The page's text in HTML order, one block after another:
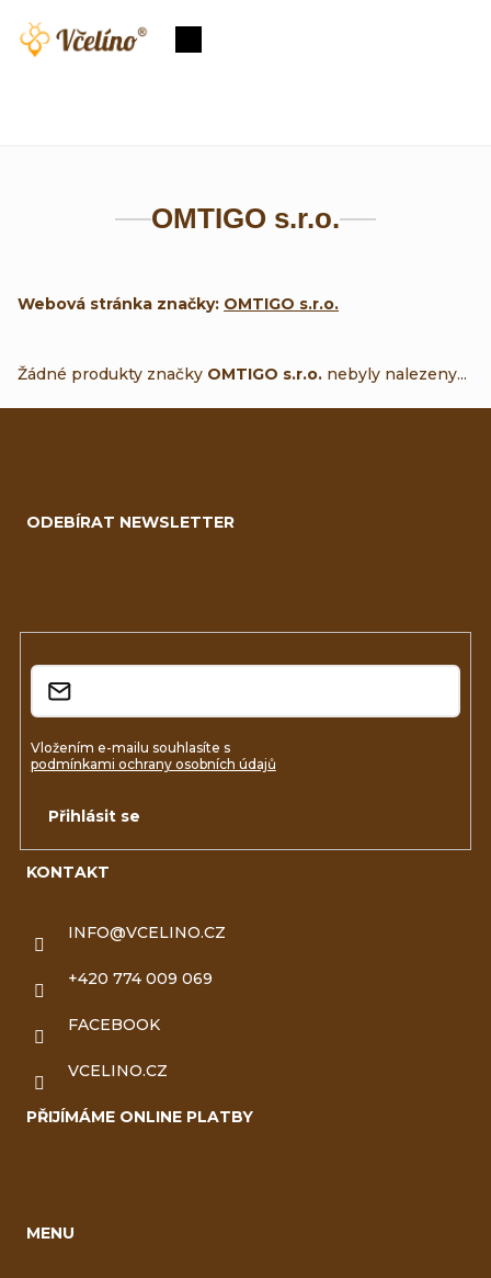
Nákupní
OMTIGO s.r.o.
Webová stránka značky: OMTIGO s.r.o.
Žádné produkty značky OMTIGO s.r.o. nebyly nalezeny...
KONTAKT
INFO@VCELINO.CZ
+420 774 009 069
FACEBOOK
VCELINO.CZ
PŘIJÍMÁME ONLINE PLATBY
MENU
ODEBÍRAT NEWSLETTER
Vložením e-mailu souhlasíte s
podmínkami ochrany osobních údajů
Přihlásit se